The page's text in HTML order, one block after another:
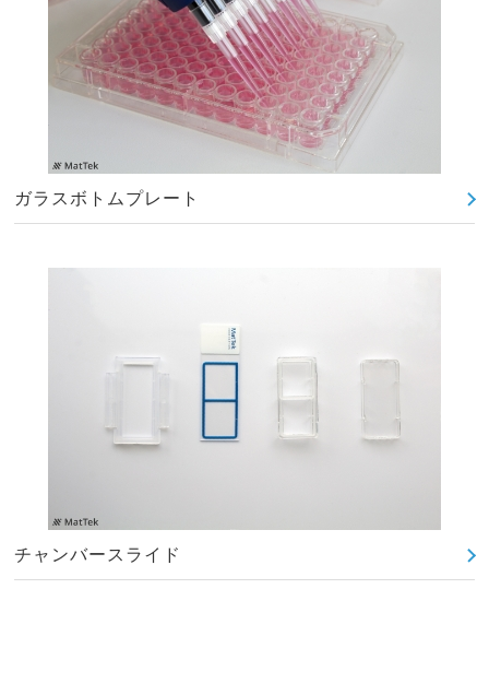
ガラスボトムプレート
チャンバースライド